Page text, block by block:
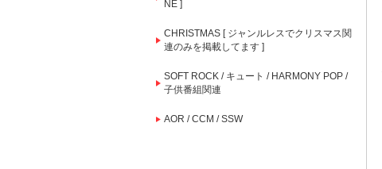
NE ]
CHRISTMAS [ ジャンルレスでクリスマス関
連のみを掲載してます ]
SOFT ROCK / キュート / HARMONY POP /
子供番組関連
AOR / CCM / SSW